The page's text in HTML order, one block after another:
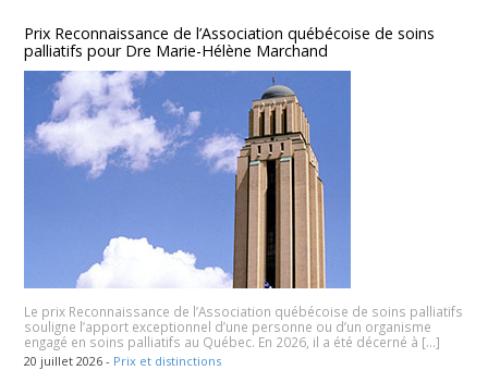
Prix Reconnaissance de l’Association québécoise de soins
palliatifs pour Dre Marie-Hélène Marchand
Le prix Reconnaissance de l’Association québécoise de soins palliatifs
souligne l’apport exceptionnel d’une personne ou d’un organisme
engagé en soins palliatifs au Québec. En 2026, il a été décerné à […]
20 juillet 2026 - Prix et distinctions